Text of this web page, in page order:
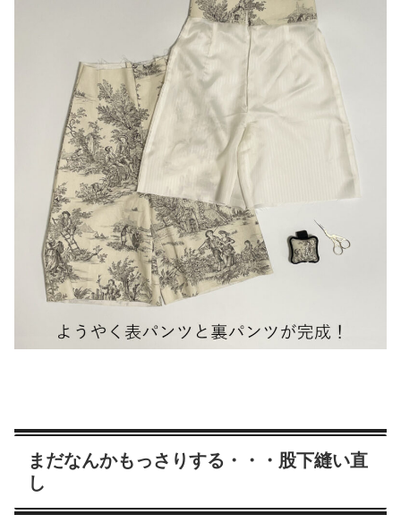
まだなんかもっさりする・・・股下縫い直
し